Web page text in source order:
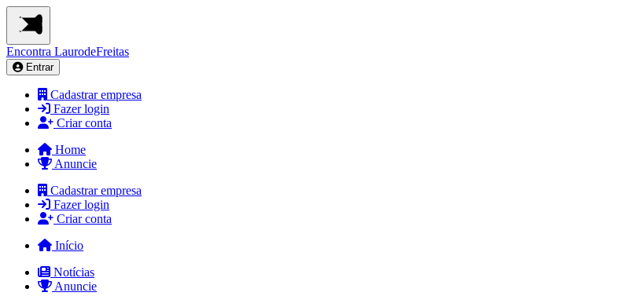
Encontra LaurodeFreitas
Entrar
Cadastrar empresa
Fazer login
Criar conta
Home
Anuncie
Cadastrar empresa
Fazer login
Criar conta
Início
Notícias
Anuncie